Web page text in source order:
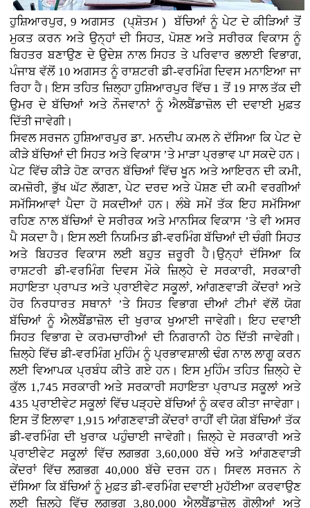
ਹੁਸ਼ਿਆਰਪੁਰ, 9 ਅਗਸਤ (ਪ੍ਸ਼ੋਤਮ ) ਬੱਚਿਆਂ ਨੂੰ ਪੇਟ ਦੇ ਕੀੜਿਆਂ ਤੋਂ
ਮੁਕਤ ਕਰਨ ਅਤੇ ਉਨ੍ਹਾਂ ਦੀ ਸਿਹਤ, ਪੋਸ਼ਣ ਅਤੇ ਸਰੀਰਕ ਵਿਕਾਸ ਨੂੰ
ਬਿਹਤਰ ਬਣਾਉਣ ਦੇ ਉਦੇਸ਼ ਨਾਲ ਸਿਹਤ ਤੇ ਪਰਿਵਾਰ ਭਲਾਈ ਵਿਭਾਗ,
ਪੰਜਾਬ ਵੱਲੋਂ 10 ਅਗਸਤ ਨੂੰ ਰਾਸ਼ਟਰੀ ਡੀ-ਵਰਮਿੰਗ ਦਿਵਸ ਮਨਾਇਆ ਜਾ
ਰਿਹਾ ਹੈ। ਇਸ ਤਹਿਤ ਜ਼ਿਲ੍ਹਾ ਹੁਸ਼ਿਆਰਪੁਰ ਵਿੱਚ 1 ਤੋਂ 19 ਸਾਲ ਤੱਕ ਦੀ
ਉਮਰ ਦੇ ਬੱਚਿਆਂ ਅਤੇ ਨੌਜਵਾਨਾਂ ਨੂੰ ਐਲਬੈਂਡਾਜ਼ੋਲ ਦੀ ਦਵਾਈ ਮੁਫ਼ਤ
ਦਿੱਤੀ ਜਾਵੇਗੀ।
ਸਿਵਲ ਸਰਜਨ ਹੁਸ਼ਿਆਰਪੁਰ ਡਾ. ਮਨਦੀਪ ਕਮਲ ਨੇ ਦੱਸਿਆ ਕਿ ਪੇਟ ਦੇ
ਕੀੜੇ ਬੱਚਿਆਂ ਦੀ ਸਿਹਤ ਅਤੇ ਵਿਕਾਸ ’ਤੇ ਮਾੜਾ ਪ੍ਰਭਾਵ ਪਾ ਸਕਦੇ ਹਨ।
ਪੇਟ ਵਿੱਚ ਕੀੜੇ ਹੋਣ ਕਾਰਨ ਬੱਚਿਆਂ ਵਿੱਚ ਖੂਨ ਅਤੇ ਆਇਰਨ ਦੀ ਕਮੀ,
ਕਮਜ਼ੋਰੀ, ਭੁੱਖ ਘੱਟ ਲੱਗਣਾ, ਪੇਟ ਦਰਦ ਅਤੇ ਪੋਸ਼ਣ ਦੀ ਕਮੀ ਵਰਗੀਆਂ
ਸਮੱਸਿਆਵਾਂ ਪੈਦਾ ਹੋ ਸਕਦੀਆਂ ਹਨ। ਲੰਬੇ ਸਮੇਂ ਤੱਕ ਇਹ ਸਮੱਸਿਆ
ਰਹਿਣ ਨਾਲ ਬੱਚਿਆਂ ਦੇ ਸਰੀਰਕ ਅਤੇ ਮਾਨਸਿਕ ਵਿਕਾਸ ’ਤੇ ਵੀ ਅਸਰ
ਪੈ ਸਕਦਾ ਹੈ। ਇਸ ਲਈ ਨਿਯਮਿਤ ਡੀ-ਵਰਮਿੰਗ ਬੱਚਿਆਂ ਦੀ ਚੰਗੀ ਸਿਹਤ
ਅਤੇ ਬਿਹਤਰ ਵਿਕਾਸ ਲਈ ਬਹੁਤ ਜ਼ਰੂਰੀ ਹੈ।ਉਨ੍ਹਾਂ ਦੱਸਿਆ ਕਿ
ਰਾਸ਼ਟਰੀ ਡੀ-ਵਰਮਿੰਗ ਦਿਵਸ ਮੌਕੇ ਜ਼ਿਲ੍ਹੇ ਦੇ ਸਰਕਾਰੀ, ਸਰਕਾਰੀ
ਸਹਾਇਤਾ ਪ੍ਰਾਪਤ ਅਤੇ ਪ੍ਰਾਈਵੇਟ ਸਕੂਲਾਂ, ਆਂਗਣਵਾੜੀ ਕੇਂਦਰਾਂ ਅਤੇ
ਹੋਰ ਨਿਰਧਾਰਤ ਸਥਾਨਾਂ ’ਤੇ ਸਿਹਤ ਵਿਭਾਗ ਦੀਆਂ ਟੀਮਾਂ ਵੱਲੋਂ ਯੋਗ
ਬੱਚਿਆਂ ਨੂੰ ਐਲਬੈਂਡਾਜ਼ੋਲ ਦੀ ਖੁਰਾਕ ਖੁਆਈ ਜਾਵੇਗੀ। ਇਹ ਦਵਾਈ
ਸਿਹਤ ਵਿਭਾਗ ਦੇ ਕਰਮਚਾਰੀਆਂ ਦੀ ਨਿਗਰਾਨੀ ਹੇਠ ਦਿੱਤੀ ਜਾਵੇਗੀ।
ਜ਼ਿਲ੍ਹੇ ਵਿੱਚ ਡੀ-ਵਰਮਿੰਗ ਮੁਹਿੰਮ ਨੂੰ ਪ੍ਰਭਾਵਸ਼ਾਲੀ ਢੰਗ ਨਾਲ ਲਾਗੂ ਕਰਨ
ਲਈ ਵਿਆਪਕ ਪ੍ਰਬੰਧ ਕੀਤੇ ਗਏ ਹਨ। ਇਸ ਮੁਹਿੰਮ ਤਹਿਤ ਜ਼ਿਲ੍ਹੇ ਦੇ
ਕੁੱਲ 1,745 ਸਰਕਾਰੀ ਅਤੇ ਸਰਕਾਰੀ ਸਹਾਇਤਾ ਪ੍ਰਾਪਤ ਸਕੂਲਾਂ ਅਤੇ
435 ਪ੍ਰਾਈਵੇਟ ਸਕੂਲਾਂ ਵਿੱਚ ਪੜ੍ਹਦੇ ਬੱਚਿਆਂ ਨੂੰ ਕਵਰ ਕੀਤਾ ਜਾਵੇਗਾ।
ਇਸ ਤੋਂ ਇਲਾਵਾ 1,915 ਆਂਗਣਵਾੜੀ ਕੇਂਦਰਾਂ ਰਾਹੀਂ ਵੀ ਯੋਗ ਬੱਚਿਆਂ ਤੱਕ
ਡੀ-ਵਰਮਿੰਗ ਦੀ ਖੁਰਾਕ ਪਹੁੰਚਾਈ ਜਾਵੇਗੀ। ਜ਼ਿਲ੍ਹੇ ਦੇ ਸਰਕਾਰੀ ਅਤੇ
ਪ੍ਰਾਈਵੇਟ ਸਕੂਲਾਂ ਵਿੱਚ ਲਗਭਗ 3,60,000 ਬੱਚੇ ਅਤੇ ਆਂਗਣਵਾੜੀ
ਕੇਂਦਰਾਂ ਵਿੱਚ ਲਗਭਗ 40,000 ਬੱਚੇ ਦਰਜ ਹਨ। ਸਿਵਲ ਸਰਜਨ ਨੇ
ਦੱਸਿਆ ਕਿ ਬੱਚਿਆਂ ਨੂੰ ਮੁਫ਼ਤ ਡੀ-ਵਰਮਿੰਗ ਦਵਾਈ ਮੁਹੱਈਆ ਕਰਵਾਉਣ
ਲਈ ਜ਼ਿਲ੍ਹੇ ਵਿੱਚ ਲਗਭਗ 3,80,000 ਐਲਬੈਂਡਾਜ਼ੋਲ ਗੋਲੀਆਂ ਅਤੇ